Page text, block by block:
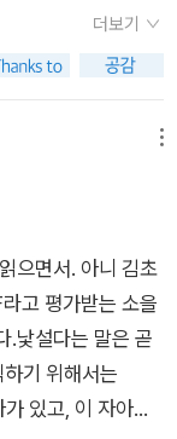
게 있으면 다른 것
한 세계는 놀랍
간화 시술을 후 기계
녹슬게 분명해
브다니가 원하는
을 인정하며 어려
계로 오라고 강요
질 것이다. 타자와
상이라는 기준은
는 건 아닐까. 하
닌 셀븐인의 이야
때의 불편함이라
는 것이고 모르
한 상황이 전개
인물이나 사물이
터 하게 되는 것이
체를 다루거나 이
볼 때 일단 긴장부
게 위해를 끼치는
에 따라 타자가 무
러나 김초엽의 세
더보기
으면서. 아니 김초
고 평가받는 소을
.낯설다는 말은 곧
기 위해서는
있고, 이 자아와